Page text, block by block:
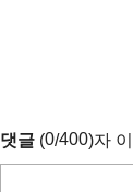
댓글 (0/400)자